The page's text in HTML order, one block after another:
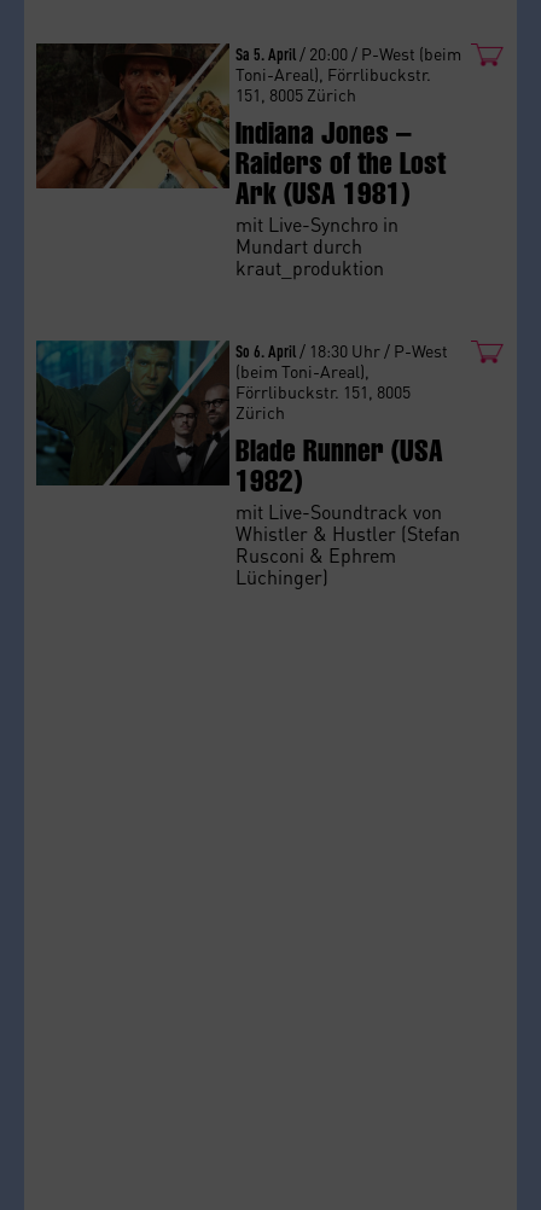
Sa 5. April / 20:00 / P-West (beim
Toni-Areal), Förrlibuckstr.
151, 8005 Zürich
Indiana Jones –
Raiders of the Lost
Ark (USA 1981)
mit Live-Synchro in
Mundart durch
kraut_produktion
So 6. April / 18:30 Uhr / P-West
(beim Toni-Areal),
Förrlibuckstr. 151, 8005
Zürich
Blade Runner (USA
1982)
mit Live-Soundtrack von
Whistler & Hustler (Stefan
Rusconi & Ephrem
Lüchinger)